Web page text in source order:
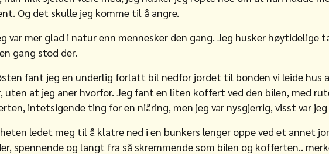
Og det skulle jeg komme til å angre.
var mer glad i natur enn mennesker den gang. Jeg husker
gang stod der.
fant jeg en underlig forlatt bil nedfor jordet til bonden vi leide hus
uten at jeg aner hvorfor. Jeg fant en liten koffert ved den bilen, med
intetsigende ting for en niåring, men jeg var nysgjerrig, visst var
ledet meg til å klatre ned i en bunkers lenger oppe ved et annet
spennende og langt fra så skremmende som bilen og kofferten..